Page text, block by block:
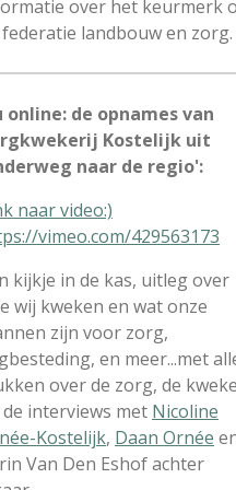
over het keurmerk
landbouw en zorg.
online: de opnames van
Kostelijk uit
naar de regio':
naar video:)
vimeo.com/429563173
kijkje in de kas, uitleg over
wij kweken en wat onze
zijn voor zorg,
en meer...met
over de zorg, de
interviews met Nicoline
Kostelijk, Daan Ornée
Van Den Eshof achter